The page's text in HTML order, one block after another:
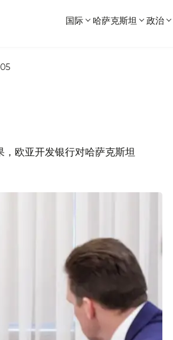
国际 哈萨克斯坦 政治
欧亚开发银行对哈萨克斯坦